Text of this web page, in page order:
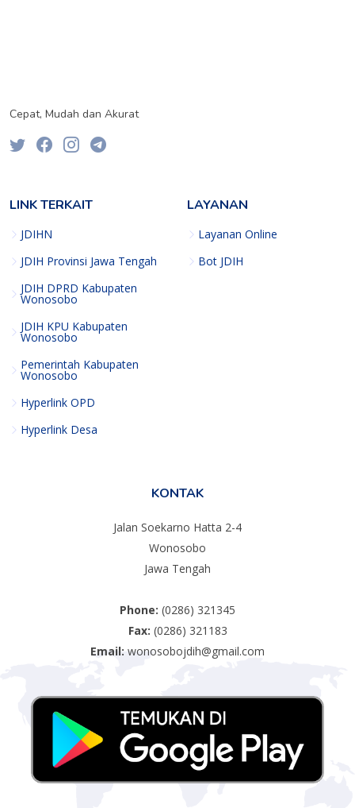
Cepat, Mudah dan Akurat
LINK TERKAIT
JDIHN
JDIH Provinsi Jawa Tengah
JDIH DPRD Kabupaten
Wonosobo
JDIH KPU Kabupaten
Wonosobo
Pemerintah Kabupaten
Wonosobo
Hyperlink OPD
Hyperlink Desa
LAYANAN
Layanan Online
Bot JDIH
KONTAK
Jalan Soekarno Hatta 2-4
Wonosobo
Jawa Tengah
Phone: (0286) 321345
Fax: (0286) 321183
Email: wonosobojdih@gmail.com